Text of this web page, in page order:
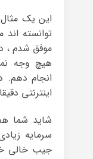
این یک
توانسته
موفق شدم ،
هیچ وجه
انجام
اینترنتی
شاید شما
سرمایه
جیب خالی